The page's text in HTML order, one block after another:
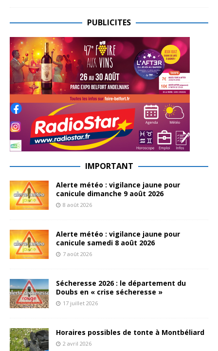
PUBLICITES
IMPORTANT
Alerte météo : vigilance jaune pour
canicule dimanche 9 août 2026
8 août 2026
Alerte météo : vigilance jaune pour
canicule samedi 8 août 2026
7 août 2026
Sécheresse 2026 : le département du
Doubs en « crise sécheresse »
17 juillet 2026
Horaires possibles de tonte à Montbéliard
2 avril 2026